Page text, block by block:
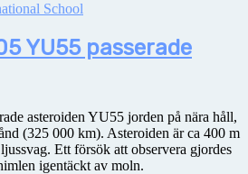
School
YU55 passerade
asteroiden YU55 jorden på nära håll,
(325 000 km). Asteroiden är ca 400 m
Ett försök att observera gjordes
igentäckt av moln.